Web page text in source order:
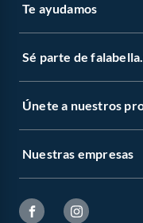
Te ayudamos
Sé parte de
Únete a nuestros
Nuestras empresas